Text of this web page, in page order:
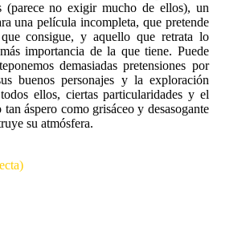
(parece no exigir mucho de ellos), un
una película incompleta, que pretende
consigue, y aquello que retrata lo
importancia de la que tiene. Puede
demasiadas pretensiones por
buenos personajes y la exploración
ellos, ciertas particularidades y el
áspero como grisáceo y desasogante
su atmósfera.